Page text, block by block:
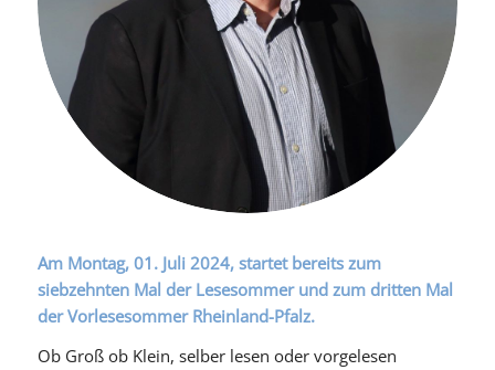
Am Montag, 01. Juli 2024, startet bereits zum
siebzehnten Mal der Lesesommer und zum dritten Mal
der Vorlesesommer Rheinland-Pfalz.
Ob Groß ob Klein, selber lesen oder vorgelesen